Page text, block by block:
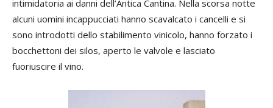
intimidatoria ai danni dell’Antica Cantina. Nella scorsa notte
alcuni uomini incappucciati hanno scavalcato i cancelli e si
sono introdotti dello stabilimento vinicolo, hanno forzato i
bocchettoni dei silos, aperto le valvole e lasciato
fuoriuscire il vino.